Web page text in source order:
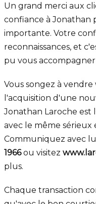
Un grand merci aux
confiance à Jonathan
importante. Votre
reconnaissances, et
pu vous
Vous songez à
l'acquisition d'une
Jonathan Laroche est
avec le même
Communiquez avec
1966ou visitez
plus.
Chaque transaction